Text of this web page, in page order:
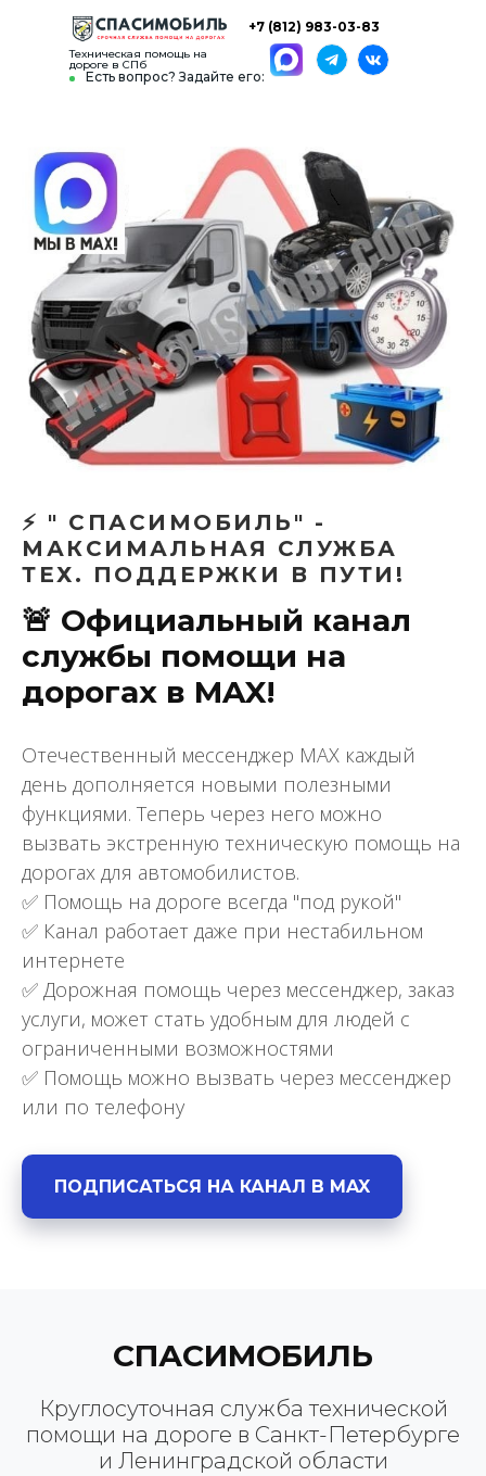
Есть вопрос? Задайте его:
+7 (812) 983-03-83
Техническая помощь на
дороге в СПб
⚡ " СПАСИМОБИЛЬ" -
МАКСИМАЛЬНАЯ СЛУЖБА
ТЕХ. ПОДДЕРЖКИ В ПУТИ!
🚨 Официальный канал
службы помощи на
дорогах в MAX!
Отечественный мессенджер МАХ каждый
день дополняется новыми полезными
функциями. Теперь через него можно
вызвать экстренную техническую помощь на
дорогах для автомобилистов.
✅ Помощь на дороге всегда "под рукой"
✅ Канал работает даже при нестабильном
интернете
✅ Дорожная помощь через мессенджер, заказ
услуги, может стать удобным для людей с
ограниченными возможностями
✅ Помощь можно вызвать через мессенджер
или по телефону
ПОДПИСАТЬСЯ НА КАНАЛ В MAX
СПАСИМОБИЛЬ
Круглосуточная служба технической
помощи на дороге в Санкт-Петербурге
и Ленинградской области